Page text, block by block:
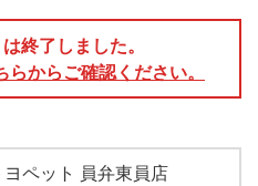
終了しました。
からご確認ください。
ペット 員弁東員店